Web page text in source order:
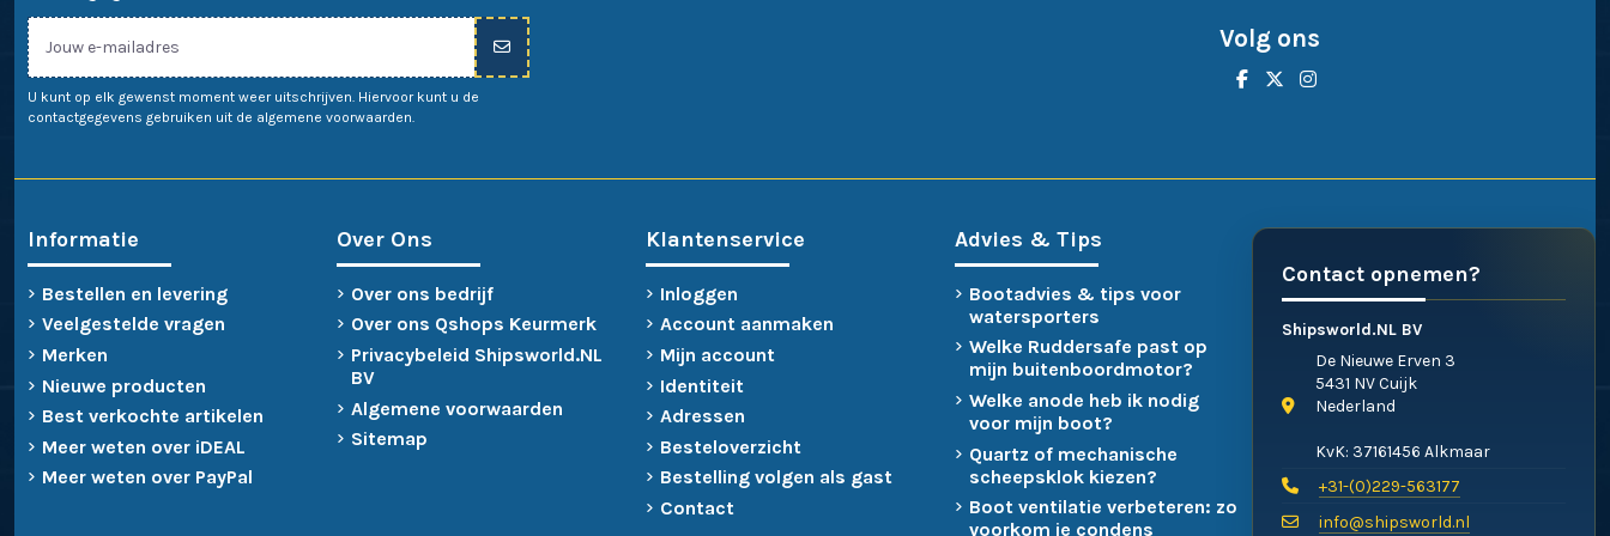
U kunt op elk gewenst moment weer uitschrijven. Hiervoor kunt u de
contactgegevens gebruiken uit de algemene voorwaarden.
Volg ons
Informatie
Bestellen en levering
Veelgestelde vragen
Merken
Nieuwe producten
Best verkochte artikelen
Meer weten over iDEAL
Meer weten over PayPal
Over Ons
Over ons bedrijf
Over ons Qshops Keurmerk
Privacybeleid Shipsworld.NL
BV
Algemene voorwaarden
Sitemap
Klantenservice
Inloggen
Account aanmaken
Mijn account
Identiteit
Adressen
Besteloverzicht
Bestelling volgen als gast
Contact
Advies & Tips
Bootadvies & tips voor
watersporters
Welke Ruddersafe past op
mijn buitenboordmotor?
Welke anode heb ik nodig
voor mijn boot?
Quartz of mechanische
scheepsklok kiezen?
Boot ventilatie verbeteren: zo
voorkom je condens
Contact opnemen?
Shipsworld.NL BV
De Nieuwe Erven 3
5431 NV Cuijk
Nederland
KvK: 37161456 Alkmaar
+31-(0)229-563177
info@shipsworld.nl